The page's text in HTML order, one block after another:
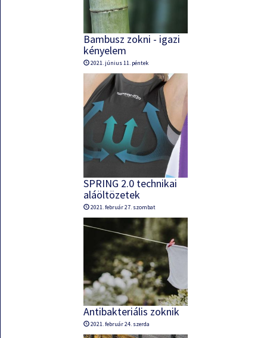
Bambusz zokni - igazi
kényelem
2021. június 11. péntek
SPRING 2.0 technikai
aláöltözetek
2021. február 27. szombat
Antibakteriális zoknik
2021. február 24. szerda